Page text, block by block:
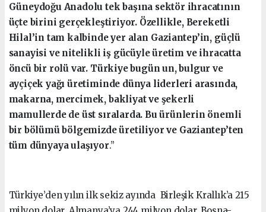
Güneydoğu Anadolu tek başına sektör ihracatının
üçte birini gerçekleştiriyor. Özellikle, Bereketli
Hilal’in tam kalbinde yer alan Gaziantep’in, güçlü
sanayisi ve nitelikli iş gücüyle üretim ve ihracatta
öncü bir rolü var. Türkiye bugün un, bulgur ve
ayçiçek yağı üretiminde dünya liderleri arasında,
makarna, mercimek, bakliyat ve şekerli
mamullerde de üst sıralarda. Bu ürünlerin önemli
bir bölümü bölgemizde üretiliyor ve Gaziantep’ten
tüm dünyaya ulaşıyor.”
Türkiye’den yılın ilk sekiz ayında Birleşik Krallık’a 215